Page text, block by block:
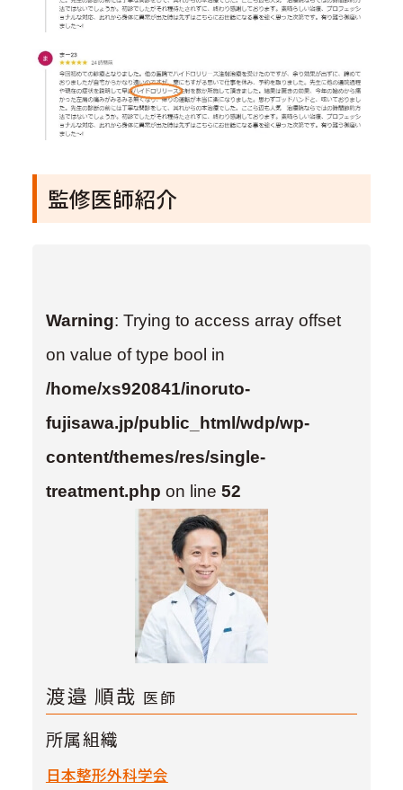
監修医師紹介
Warning: Trying to access array offset
on value of type bool in
/home/xs920841/inoruto-
fujisawa.jp/public_html/wdp/wp-
content/themes/res/single-
treatment.php on line 52
渡邉 順哉 医師
所属組織
日本整形外科学会